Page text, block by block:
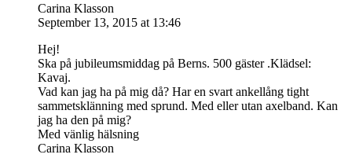
Carina Klasson
September 13, 2015 at 13:46
Hej!
Ska på jubileumsmiddag på Berns. 500 gäster .Klädsel:
Kavaj.
Vad kan jag ha på mig då? Har en svart ankellång tight
sammetsklänning med sprund. Med eller utan axelband. Kan
jag ha den på mig?
Med vänlig hälsning
Carina Klasson